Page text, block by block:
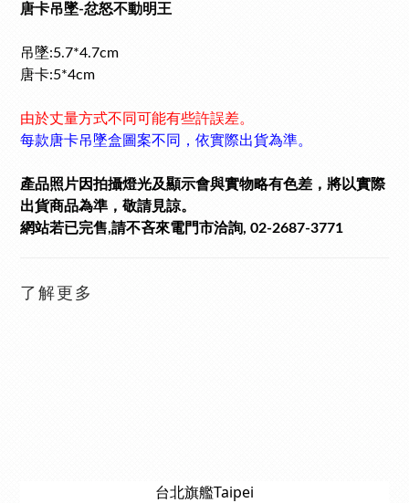
唐卡吊墜-忿怒不動明王
吊墜:5.7*4.7cm
唐卡:5*4cm
由於丈量方式不同可能有些許誤差。
每款唐卡吊墜盒圖案不同，依實際出貨為準。
產品照片因拍攝燈光及顯示會與實物略有色差，將以實際
出貨商品為準，敬請見諒。
網站若已完售,請不吝來電門市洽詢, 02-2687-3771
了解更多
台北旗艦Taipei